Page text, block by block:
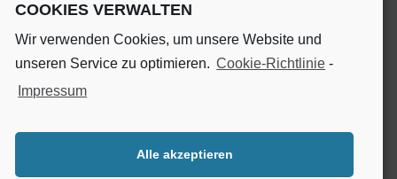
COOKIES VERWALTEN
Wir verwenden Cookies, um unsere Website und
unseren Service zu optimieren. Cookie-Richtlinie -
Impressum
Alle akzeptieren